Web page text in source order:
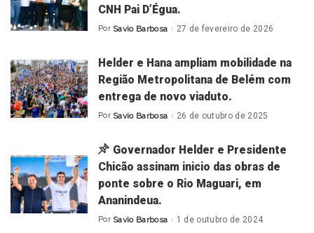
CNH Pai D’Égua.
Posted
Por Savio Barbosa 27 de fevereiro de 2026
Helder e Hana ampliam mobilidade na
Região Metropolitana de Belém com
entrega de novo viaduto.
Posted
Por Savio Barbosa 26 de outubro de 2025
Governador Helder e Presidente
Chicão assinam inicio das obras de
ponte sobre o Rio Maguari, em
Ananindeua.
Posted
Por Savio Barbosa 1 de outubro de 2024